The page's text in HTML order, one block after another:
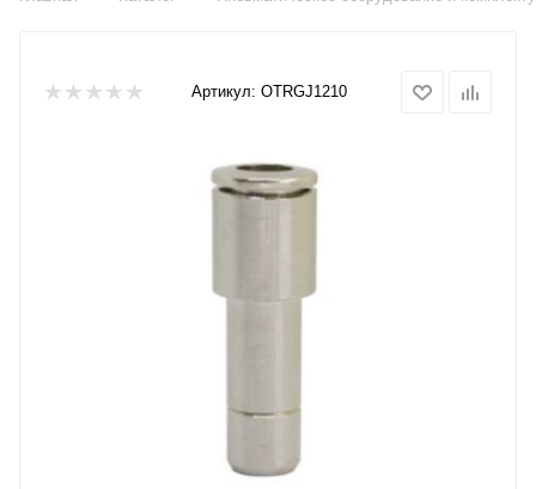
Артикул: OTRGJ1210